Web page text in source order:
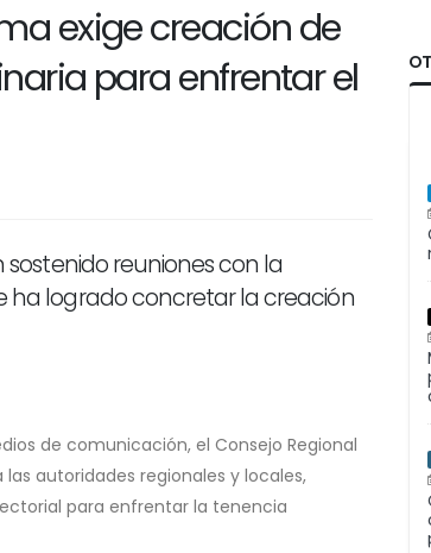
exige creación de
para enfrentar el
reuniones con la
ha logrado concretar la creación
de comunicación, el Consejo Regional
autoridades regionales y locales,
para enfrentar la tenencia